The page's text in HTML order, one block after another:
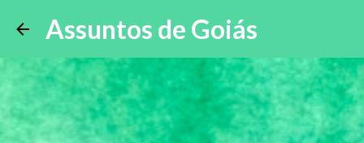
Assuntos de Goiás